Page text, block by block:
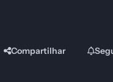
Compartilhar